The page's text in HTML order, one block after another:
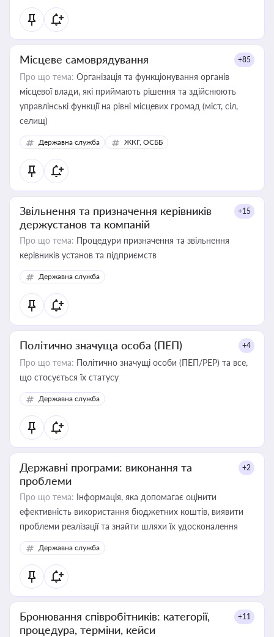
Місцеве самоврядування +85
Про що тема: Організація та функціонування органів
місцевої влади, які приймають рішення та здійснюють
управлінські функції на рівні місцевих громад (міст, сіл,
селищ)
Державна служба ЖКГ, ОСББ
Звільнення та призначення керівників
держустанов та компаній
+15
Про що тема: Процедури призначення та звільнення
керівників установ та підприємств
Державна служба
Політично значуща особа (ПЕП) +4
Про що тема: Політично значущі особи (ПЕП/PEP) та все,
що стосується їх статусу
Державна служба
Державні програми: виконання та
проблеми
+2
Про що тема: Інформація, яка допомагає оцінити
ефективність використання бюджетних коштів, виявити
проблеми реалізації та знайти шляхи їх удосконалення
Державна служба
Бронювання співробітників: категорії,
процедура, терміни, кейси
+11